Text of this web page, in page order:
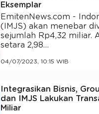
Eksemplar
EmitenNews.com -
(IMJS) akan menebar
sejumlah Rp4,32 miliar.
setara 2,98…
04/07/2023, 10:15 WIB
Integrasikan Bisnis,
dan IMJS Lakukan
Miliar